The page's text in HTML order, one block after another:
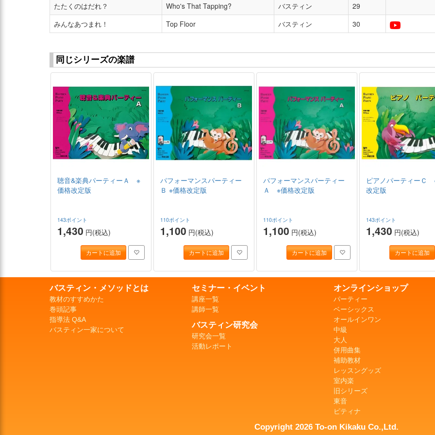
たたくのはだれ？ Who's That Tapping? バスティン
29
みんなあつまれ！
Top Floor バスティン 30
同じシリーズの楽譜
聴音&楽典パーティーＡ ※
価格改定版
143ポイント
1,430 円(税込)
カートに追加
パフォーマンスパーティー
Ｂ ※価格改定版
110ポイント
1,100 円(税込)
カートに追加
パフォーマンスパーティー
Ａ ※価格改定版
110ポイント
1,100 円(税込)
カートに追加
ピアノパーティーＣ
改定版
143ポイント
1,430 円(税込)
カートに追加
バスティン・メソッドとは
教材のすすめかた
巻頭記事
指導法 Q&A
バスティン一家について
セミナー・イベント
講座一覧
講師一覧
バスティン研究会
研究会一覧
活動レポート
オンラインショップ
パーティー
ベーシックス
オールインワン
中級
大人
併用曲集
補助教材
レッスングッズ
室内楽
旧シリーズ
東音
ピティナ
Copyright 2026 To-on Kikaku Co.,Ltd.